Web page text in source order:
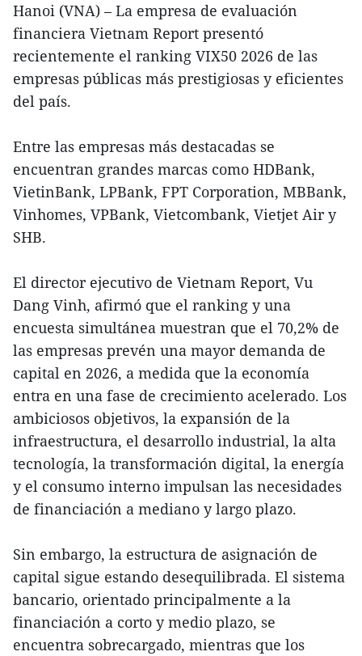
Hanoi (VNA) – La empresa de evaluación
financiera Vietnam Report presentó
recientemente el ranking VIX50 2026 de las
empresas públicas más prestigiosas y eficientes
del país.
Entre las empresas más destacadas se
encuentran grandes marcas como HDBank,
VietinBank, LPBank, FPT Corporation, MBBank,
Vinhomes, VPBank, Vietcombank, Vietjet Air y
SHB.
El director ejecutivo de Vietnam Report, Vu
Dang Vinh, afirmó que el ranking y una
encuesta simultánea muestran que el 70,2% de
las empresas prevén una mayor demanda de
capital en 2026, a medida que la economía
entra en una fase de crecimiento acelerado. Los
ambiciosos objetivos, la expansión de la
infraestructura, el desarrollo industrial, la alta
tecnología, la transformación digital, la energía
y el consumo interno impulsan las necesidades
de financiación a mediano y largo plazo.
Sin embargo, la estructura de asignación de
capital sigue estando desequilibrada. El sistema
bancario, orientado principalmente a la
financiación a corto y medio plazo, se
encuentra sobrecargado, mientras que los